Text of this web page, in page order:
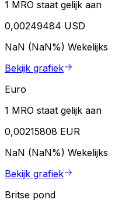
1 MRO staat gelijk aan
0,00249484 USD
NaN (NaN%) Wekelijks
Bekijk grafiek
Euro
1 MRO staat gelijk aan
0,00215808 EUR
NaN (NaN%) Wekelijks
Bekijk grafiek
Britse pond